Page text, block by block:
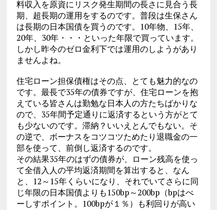
料収入を原資にリスク発生期間の長さに見合う長
期、超長期の運用をするのです。普段は生保さん
は長期の日本国債を買うのです。10年物、15年、
20年、30年・・・といった年限で買っています。
しかし昨今のゼロ金利下では運用のしようがあり
ませんよね。
住宅ローン担保債権はその点、とても魅力的なの
です。最長で35年の債券ですが、住宅ローンを抱
えている皆さんは勤勉な日本人の方たちばかりな
ので、35年間予定通りに返済するという方がとて
も少ないのです。滞納？いいえとんでもない。そ
の逆で、ボーナスをコツコツためたり退職金の一
部を使って、前倒し返済するのです。
その結果35年のはずの債券が、ローン残高を使っ
て全借入人の平均返済期間を算出すると、なん
と、12～15年くらいになり、それでいてさらに同
じ年限の日本国債よりも150bp～200bp（bpはべ
ーしすポイント。100bpが１％）も利回りが高い